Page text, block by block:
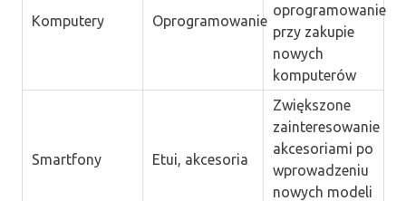
Komputery Oprogramowanie
oprogramowanie
przy zakupie
nowych
komputerów
Smartfony Etui, akcesoria
Zwiększone
zainteresowanie
akcesoriami po
wprowadzeniu
nowych modeli